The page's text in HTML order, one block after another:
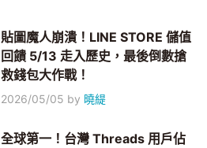
貼圖魔人崩潰！LINE STORE 儲值
回饋 5/13 走入歷史，最後倒數搶
救錢包大作戰！
2026/05/05 by 曉緹
全球第一！台灣 Threads 用戶佔